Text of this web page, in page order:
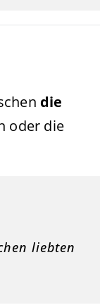
die
oder die
liebten